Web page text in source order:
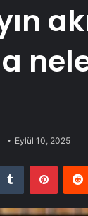
Eylül 10, 2025
Tumblr